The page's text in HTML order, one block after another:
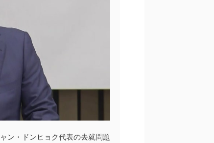
ン・ドンヒョク代表の去就問題